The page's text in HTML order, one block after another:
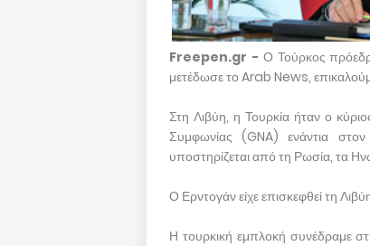
Freepen.gr - Ο Τούρκος
μετέδωσε το Arab News,
Στη Λιβύη, η Τουρκία ήταν ο
Συμφωνίας (GNA) ενάντια
υποστηρίζεται από τη Ρωσία, τα
Ο Ερντογάν είχε επισκεφθεί τη
Η τουρκική εμπλοκή συνέδραμε